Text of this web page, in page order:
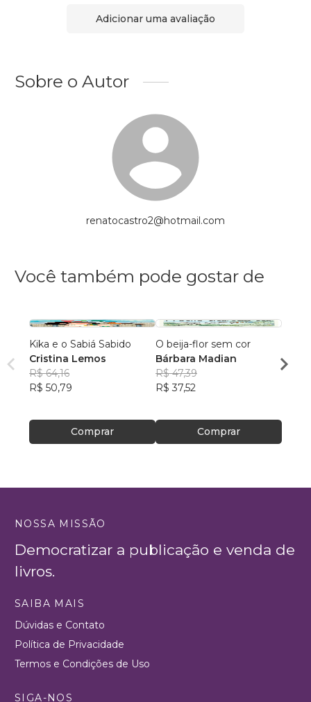
Adicionar uma avaliação
Sobre o Autor
renatocastro2@hotmail.com
Você também pode gostar de
Kika e o Sabiá Sabido
Cristina Lemos
R$ 64,16
R$ 50,79
Comprar
O beija-flor sem cor
Bárbara Madian
R$ 47,39
R$ 37,52
Comprar
Luiz
R$
NOSSA MISSÃO
Democratizar a publicação e venda de
livros.
SAIBA MAIS
Dúvidas e Contato
Política de Privacidade
Termos e Condições de Uso
SIGA-NOS